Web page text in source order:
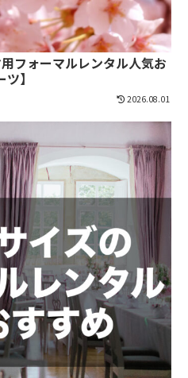
フォーマルレンタル人気お
】
2026.08.01